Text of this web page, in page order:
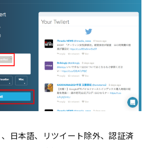
日本語、リツイート除外、認証済